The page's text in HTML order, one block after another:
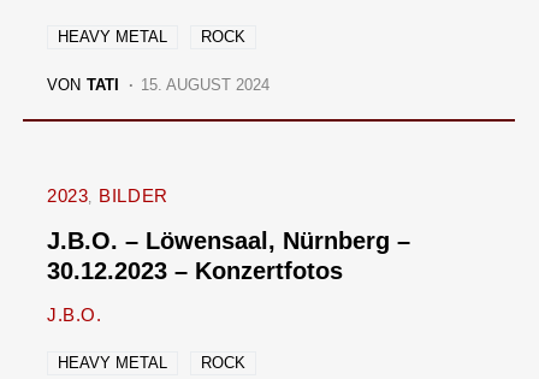
HEAVY METAL ROCK
VON TATI 15. AUGUST 2024
2023 BILDER
J.B.O. – Löwensaal, Nürnberg –
30.12.2023 – Konzertfotos
J.B.O.
HEAVY METAL ROCK